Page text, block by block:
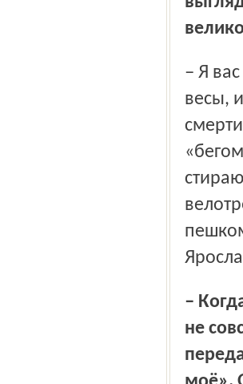
– Я вас умоляю – конечно, нет. Я каждый день встаю на
весы,
– Когда мы с вами обсуждали театр, то прозвучало пусть
не